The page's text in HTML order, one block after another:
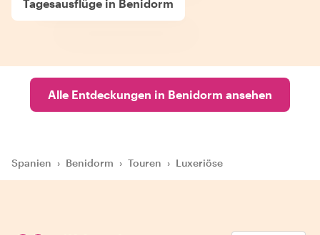
Tagesausflüge in Benidorm
Alle Entdeckungen in Benidorm ansehen
Spanien › Benidorm › Touren › Luxeriöse